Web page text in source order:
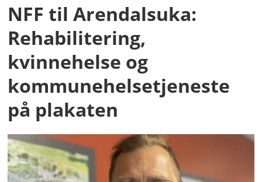
NFF til Arendalsuka:
Rehabilitering,
kvinnehelse og
kommunehelsetjeneste
på plakaten